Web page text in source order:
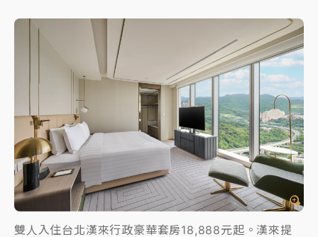
雙人入住台北漢來行政豪華套房18,888元起。漢來提